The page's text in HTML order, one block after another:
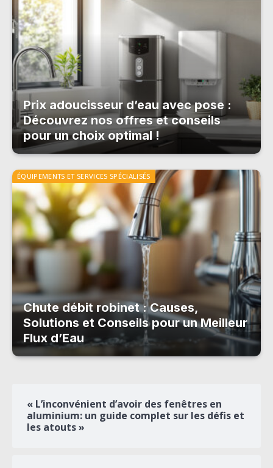
Prix adoucisseur d’eau avec pose :
Découvrez nos offres et conseils
pour un choix optimal !
ÉQUIPEMENTS ET SERVICES SPÉCIALISÉS
Chute débit robinet : Causes,
Solutions et Conseils pour un Meilleur
Flux d’Eau
« L’inconvénient d’avoir des fenêtres en
aluminium: un guide complet sur les défis et
les atouts »